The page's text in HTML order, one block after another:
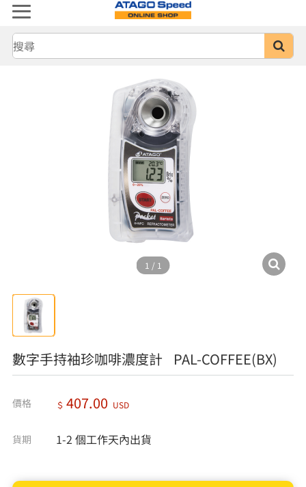
1 / 1
數字手持袖珍咖啡濃度計 PAL-COFFEE(BX)
價格 ＄ 407.00 USD
貨期 1-2 個工作天內出貨